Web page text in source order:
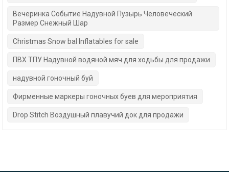
Вечеринка Событие Надувной Пузырь Человеческий
Размер Снежный Шар
Christmas Snow bal Inflatables for sale
ПВХ ТПУ Надувной водяной мяч для ходьбы для продажи
надувной гоночный буй
Фирменные маркеры гоночных буев для мероприятия
Drop Stitch Воздушный плавучий док для продажи